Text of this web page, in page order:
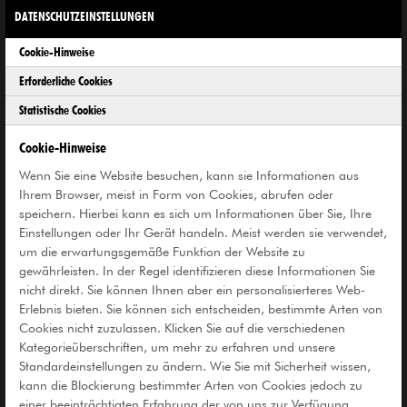
Montag
Preise
Ermäßigt* 2,50 €
Kinder unter 14 Jahren frei
Samstags Pay-what-you-want
* Schüler*innen, Auszubildende, Studierende,
Gruppen ab 10 Personen, Inhaber*innen des
Recklinghausen Passes bzw. ein entsprechender
Ausweis anderer Gemeinden, Inhaber*innen
DATENSCHUTZEINSTELLUNGEN
Cookie-Hinweise
Erforderliche Cookies
Statistische Cookies
Cookie-Hinweise
Wenn Sie eine Website besuchen, kann sie Informationen aus
Ihrem Browser, meist in Form von Cookies, abrufen oder
speichern. Hierbei kann es sich um Informationen über Sie, Ihre
Einstellungen oder Ihr Gerät handeln. Meist werden sie verwendet,
um die erwartungsgemäße Funktion der Website zu
gewährleisten. In der Regel identifizieren diese Informationen Sie
nicht direkt. Sie können Ihnen aber ein personalisierteres Web-
Erlebnis bieten. Sie können sich entscheiden, bestimmte Arten von
Cookies nicht zuzulassen. Klicken Sie auf die verschiedenen
Kategorieüberschriften, um mehr zu erfahren und unsere
Standardeinstellungen zu ändern. Wie Sie mit Sicherheit wissen,
kann die Blockierung bestimmter Arten von Cookies jedoch zu